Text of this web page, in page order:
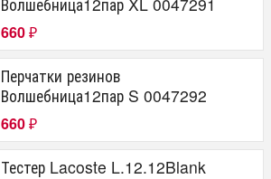
660 ₽
Перчатки резинов
Волшебница12пар S 0047292
660 ₽
Тестер Lacoste L.12.12Blank